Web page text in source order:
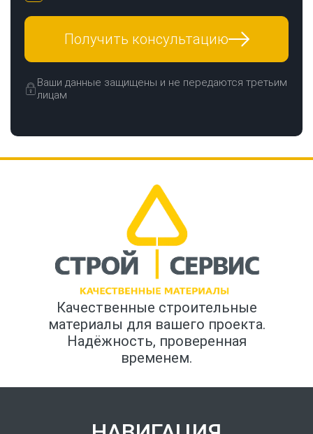
Получить консультацию
Ваши данные защищены и не передаются третьим
лицам
Качественные строительные
материалы для вашего проекта.
Надёжность, проверенная
временем.